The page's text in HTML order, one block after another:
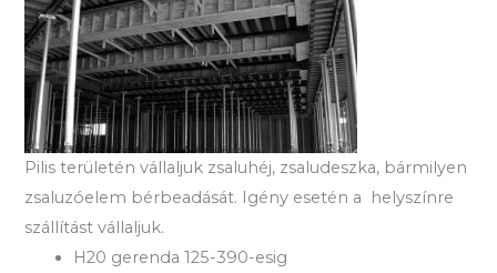
Pilis területén vállaljuk zsaluhéj, zsaludeszka, bármilyen
zsaluzóelem bérbeadását. Igény esetén a helyszínre
szállítást vállaljuk.
H20 gerenda 125-390-esig